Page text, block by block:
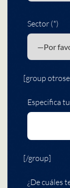
Sector (*)
[group
Especifica
[/group]
¿De cuáles